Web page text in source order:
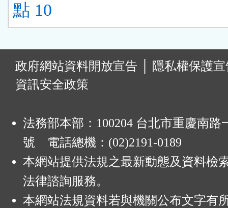
點 10
政府網站資料開放宣告
隱私權保護
資訊安全政策
法務部本部：100204 台北市重慶南路
號 電話總機：(02)2191-0189
本網站提供法規之最新動態及資料檢
法律諮詢服務。
本網站法規資料若與機關公布文字有